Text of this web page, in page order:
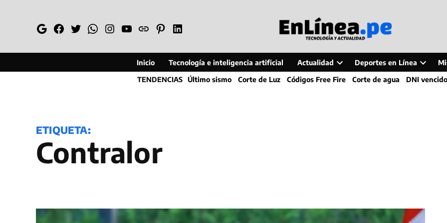
GoogleFacebook
TwitterWhatsapp
Instagram
YouTube
WebPinterestLinkedin
Inicio Tecnología e inteligencia artificial Actualidad
Open
dropdown
Deportes en Línea
Open
dropdown
TENDENCIAS Último sismo Corte de Luz Códigos Free Fire Corte de agua DNI vencido
ETIQUETA:
Contralor